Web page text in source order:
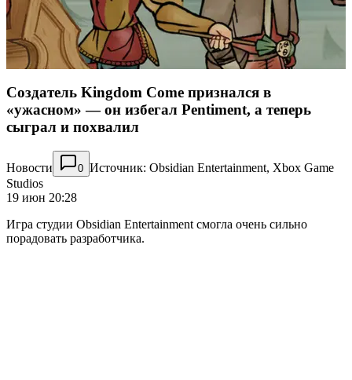
Создатель Kingdom Come признался в
«ужасном» — он избегал Pentiment, а теперь
сыграл и похвалил
Новости 0 Источник: Obsidian Entertainment, Xbox Game
Studios
19 июн 20:28
Игра студии Obsidian Entertainment смогла очень сильно
порадовать разработчика.